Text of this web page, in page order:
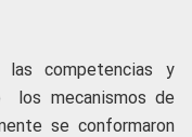
competencias y
los mecanismos de
se conformaron